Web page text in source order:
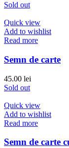
Sold out
Quick view
Add to wishlist
Read more
Semn de carte
45.00 lei
Sold out
Quick view
Add to wishlist
Read more
Semn de carte